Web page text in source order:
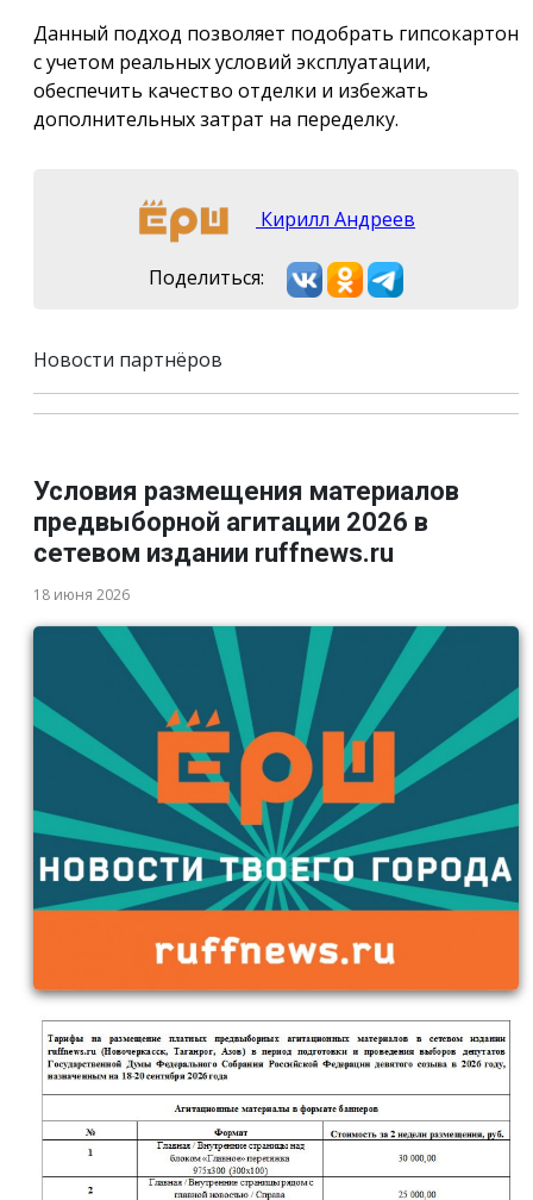
Данный подход позволяет подобрать гипсокартон
с учетом реальных условий эксплуатации,
обеспечить качество отделки и избежать
дополнительных затрат на переделку.
Кирилл Андреев
Поделиться:
Новости партнёров
Условия размещения материалов
предвыборной агитации 2026 в
сетевом издании ruffnews.ru
18 июня 2026